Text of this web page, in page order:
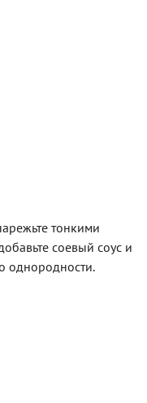
тонкими
соевый соус и
однородности.